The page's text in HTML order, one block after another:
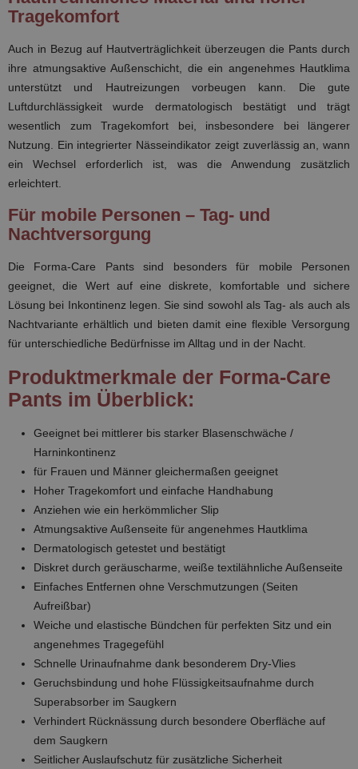
Tragekomfort
Auch in Bezug auf Hautverträglichkeit überzeugen die Pants durch
ihre atmungsaktive Außenschicht, die ein angenehmes Hautklima
unterstützt und Hautreizungen vorbeugen kann. Die gute
Luftdurchlässigkeit wurde dermatologisch bestätigt und trägt
wesentlich zum Tragekomfort bei, insbesondere bei längerer
Nutzung. Ein integrierter Nässeindikator zeigt zuverlässig an, wann
ein Wechsel erforderlich ist, was die Anwendung zusätzlich
erleichtert.
Für mobile Personen – Tag- und
Nachtversorgung
Die Forma-Care Pants sind besonders für mobile Personen
geeignet, die Wert auf eine diskrete, komfortable und sichere
Lösung bei Inkontinenz legen. Sie sind sowohl als Tag- als auch als
Nachtvariante erhältlich und bieten damit eine flexible Versorgung
für unterschiedliche Bedürfnisse im Alltag und in der Nacht.
Produktmerkmale der Forma-Care
Pants im Überblick:
Geeignet bei mittlerer bis starker Blasenschwäche /
Harninkontinenz
für Frauen und Männer gleichermaßen geeignet
Hoher Tragekomfort und einfache Handhabung
Anziehen wie ein herkömmlicher Slip
Atmungsaktive Außenseite für angenehmes Hautklima
Dermatologisch getestet und bestätigt
Diskret durch geräuscharme, weiße textilähnliche Außenseite
Einfaches Entfernen ohne Verschmutzungen (Seiten
Aufreißbar)
Weiche und elastische Bündchen für perfekten Sitz und ein
angenehmes Tragegefühl
Schnelle Urinaufnahme dank besonderem Dry-Vlies
Geruchsbindung und hohe Flüssigkeitsaufnahme durch
Superabsorber im Saugkern
Verhindert Rücknässung durch besondere Oberfläche auf
dem Saugkern
Seitlicher Auslaufschutz für zusätzliche Sicherheit